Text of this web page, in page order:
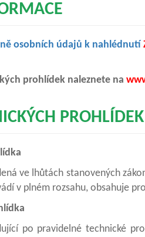
osobních údajů k nahlédnutí
prohlídek naleznete na
PROHLÍDEK
ve lhůtách stanovených
v plném rozsahu, obsahuje
po pravidelné technické